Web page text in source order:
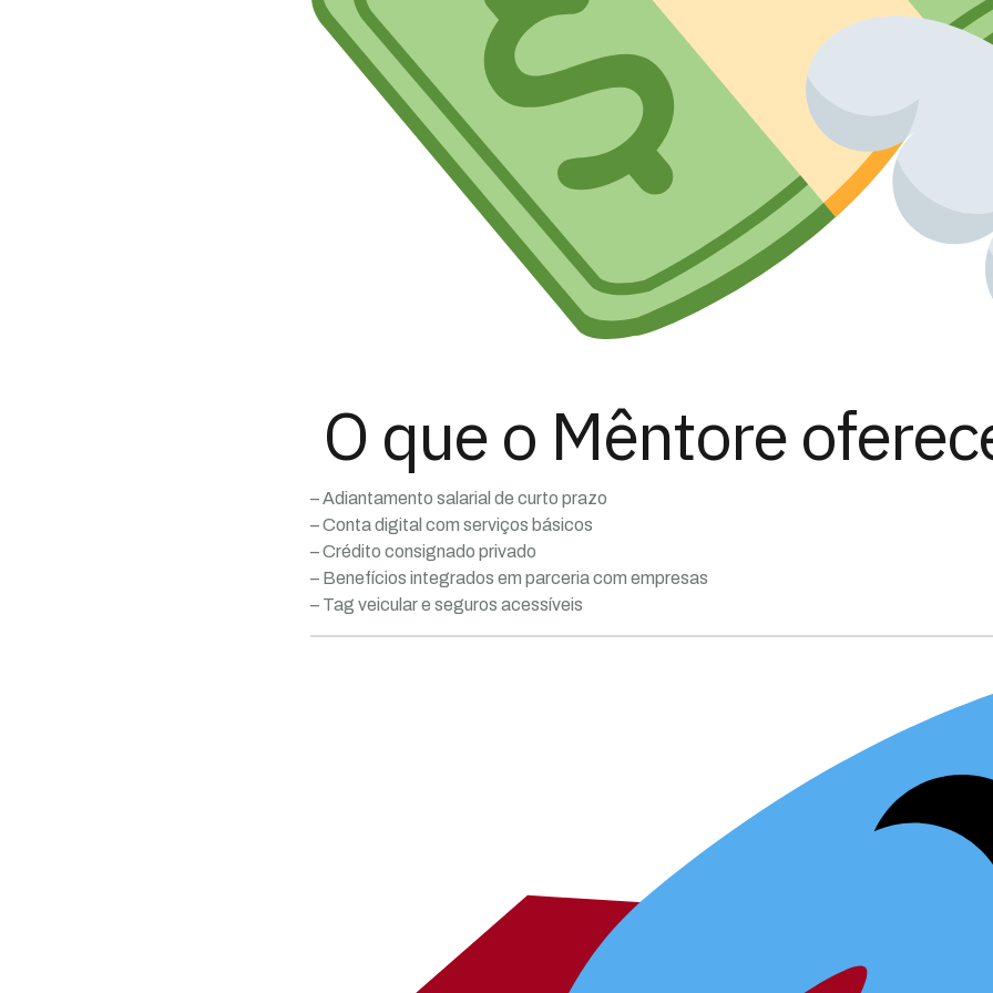
O que o Mêntore
– Adiantamento salarial de curto prazo
– Conta digital com serviços básicos
– Crédito consignado privado
– Benefícios integrados em parceria com empresas
– Tag veicular e seguros acessíveis